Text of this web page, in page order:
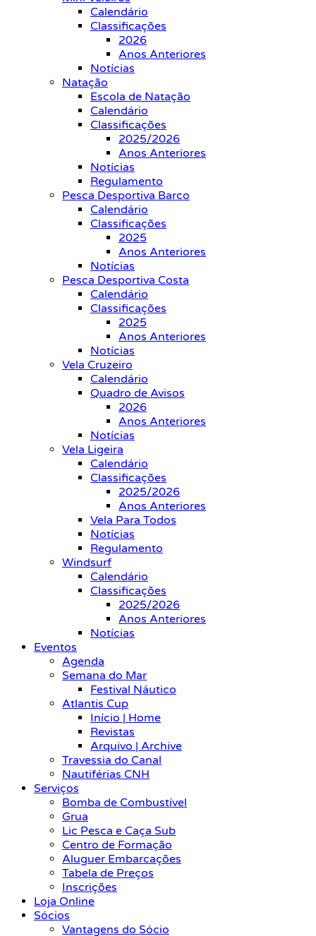
Calendário
Classificações
2026
Anos Anteriores
Notícias
Natação
Escola de Natação
Calendário
Classificações
2025/2026
Anos Anteriores
Notícias
Regulamento
Pesca Desportiva Barco
Calendário
Classificações
2025
Anos Anteriores
Notícias
Pesca Desportiva Costa
Calendário
Classificações
2025
Anos Anteriores
Notícias
Vela Cruzeiro
Calendário
Quadro de Avisos
2026
Anos Anteriores
Notícias
Vela Ligeira
Calendário
Classificações
2025/2026
Anos Anteriores
Vela Para Todos
Notícias
Regulamento
Windsurf
Calendário
Classificações
2025/2026
Anos Anteriores
Notícias
Eventos
Agenda
Semana do Mar
Festival Náutico
Atlantis Cup
Início | Home
Revistas
Arquivo | Archive
Travessia do Canal
Nautiférias CNH
Serviços
Bomba de Combustível
Grua
Lic Pesca e Caça Sub
Centro de Formação
Aluguer Embarcações
Tabela de Preços
Inscrições
Loja Online
Sócios
Vantagens do Sócio